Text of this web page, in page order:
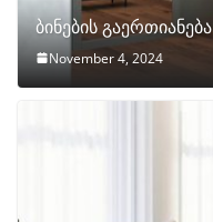
ბინების გაერთიანება
November 4, 2024